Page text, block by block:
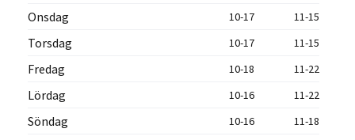
Onsdag 10-17 11-15
Torsdag 10-17 11-15
Fredag 10-18 11-22
Lördag 10-16 11-22
Söndag 10-16 11-18